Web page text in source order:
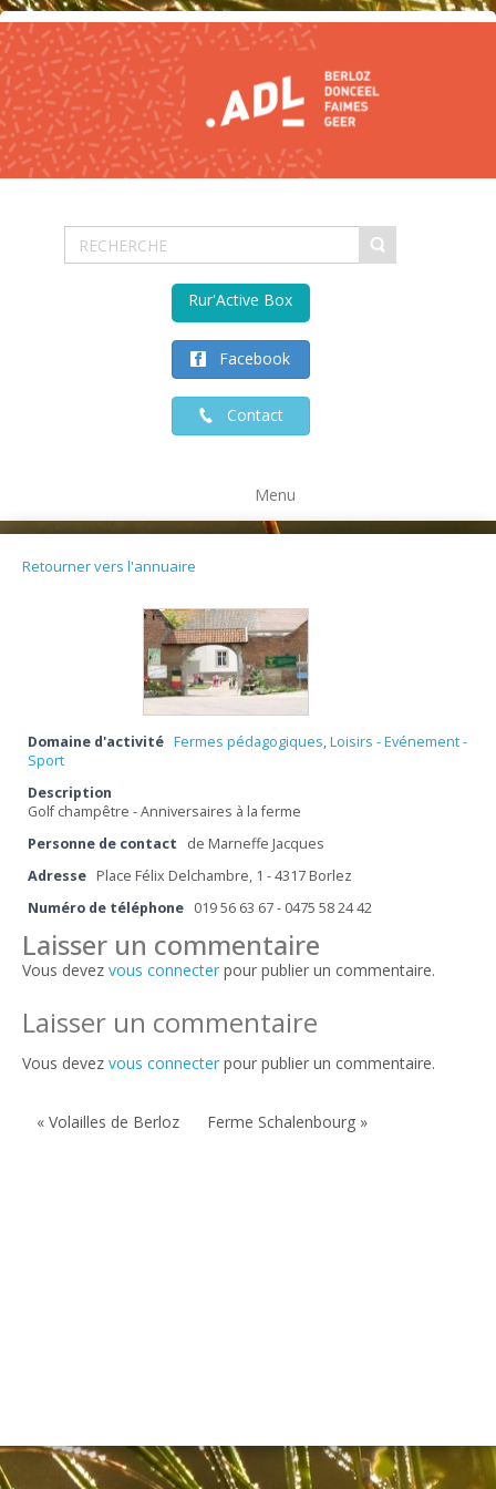
Facebook
Contact
Rur'Active Box
Menu
Retourner vers l'annuaire
Domaine d'activité Fermes pédagogiques,Loisirs - Evénement -
Sport
Description
Golf champêtre - Anniversaires à la ferme
Personne de contact
de Marneffe Jacques
Adresse Place Félix Delchambre, 1 - 4317 Borlez
Numéro de téléphone 019 56 63 67 - 0475 58 24 42
Laisser un commentaire
Vous devez vous connecter pour publier un commentaire.
Laisser un commentaire
Vous devez vous connecter pour publier un commentaire.
« Volailles de Berloz Ferme Schalenbourg »